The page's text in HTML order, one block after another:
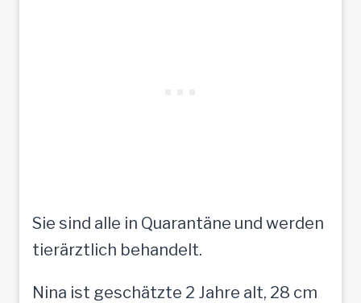
Sie sind alle in Quarantäne und werden
tierärztlich behandelt.
Nina ist geschätzte 2 Jahre alt, 28 cm